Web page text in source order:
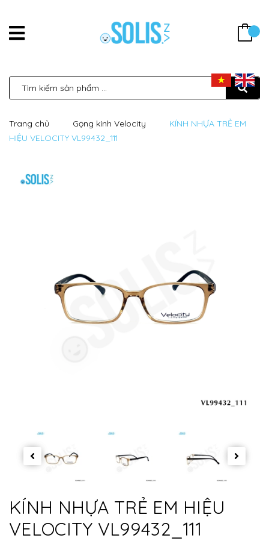
Trang chủ Gọng kính Velocity
KÍNH NHỰA TRẺ EM
HIỆU VELOCITY VL99432_111
KÍNH NHỰA TRẺ EM HIỆU
VELOCITY VL99432_111